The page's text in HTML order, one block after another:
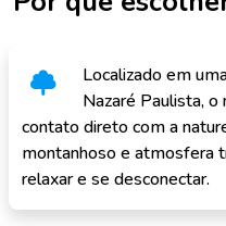
Localizado em
Nazaré Paulista,
contato direto com a
montanhoso e atmosfera
relaxar e se desconectar.